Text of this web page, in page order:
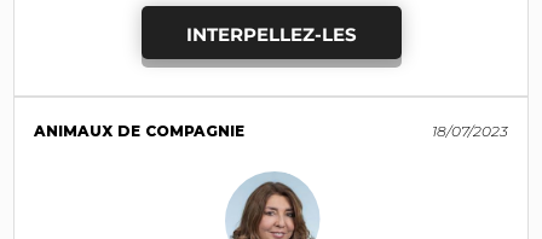
INTERPELLEZ-LES
ANIMAUX DE COMPAGNIE 18/07/2023